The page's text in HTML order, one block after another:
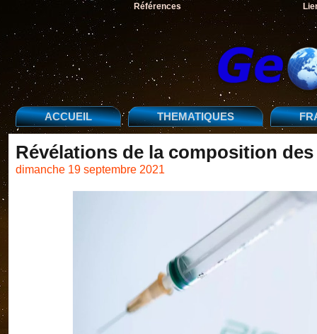
Références
ACCUEIL THEMATIQUES
Révélations de la composition
dimanche 19 septembre 2021